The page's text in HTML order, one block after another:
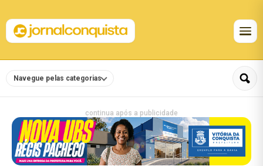
Navegue pelas categorias
continua após a publicidade